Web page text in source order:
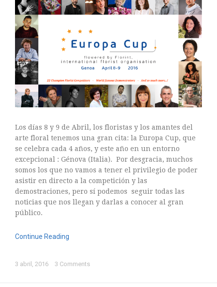
junio 2015
mayo 2015
julio 2014
abril 2014
Astilbe, las flores que sueñan
MANOS QUE CREAN: ROSA VALLS EN FLORIPLANT
BROMELIAS, BIENVENIDAS A CASA
RANUNCULOS, FRANCESILLAS …
Ricard
Los días 8 y 9 de Abril, los floristas y los amantes del
arte floral tenemos una gran cita: la Europa Cup, que
se celebra cada 4 años, y este año en un entorno
excepcional : Génova (Italia). Por desgracia, muchos
somos los que no vamos a tener el privilegio de poder
asistir en directo a la competición y las
demostraciones, pero sí podemos seguir todas las
noticias que nos llegan y darlas a conocer al gran
público.
Continue Reading
3 abril, 2016 3 Comments